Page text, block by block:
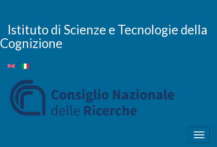
contenuto
principale
Istituto di Scienze e Tecnologie della
Cognizione